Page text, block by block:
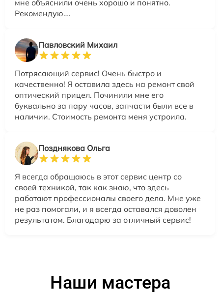
мне объяснили очень хорошо и понятно.
Рекомендую….
Павловский Михаил
Потрясающий сервис! Очень быстро и
качественно! Я оставила здесь на ремонт свой
оптический прицел. Починили мне его
буквально за пару часов, запчасти были все в
наличии. Стоимость ремонта меня устроила.
Позднякова Ольга
Я всегда обращаюсь в этот сервис центр со
своей техникой, так как знаю, что здесь
работают профессионалы своего дела. Мне уже
не раз помогали, и я всегда оставался доволен
результатом. Благодарю за отличный сервис!
Наши мастера